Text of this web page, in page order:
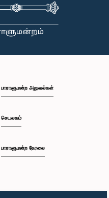
பாராளுமன்ற அலுவல்கள்
செயலகம்
பாராளுமன்ற நேரலை